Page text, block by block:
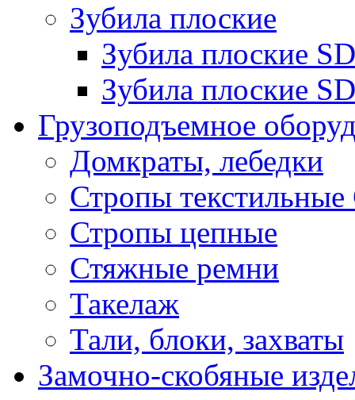
Зубила плоские
Зубила плоские
Зубила плоские
Грузоподъемное
Домкраты, лебедки
Стропы
Стропы цепные
Стяжные ремни
Такелаж
Тали, блоки, захваты
Замочно-скобяные